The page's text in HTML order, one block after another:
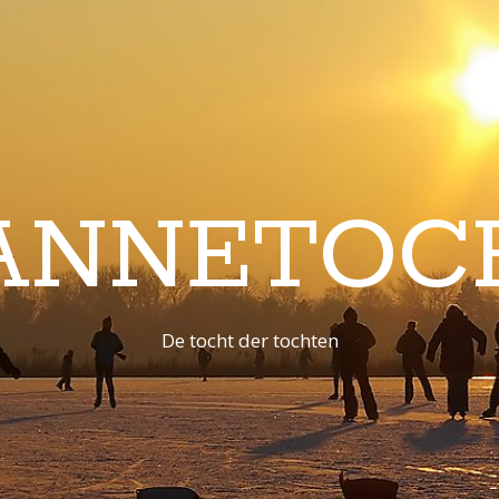
De tocht der tochten